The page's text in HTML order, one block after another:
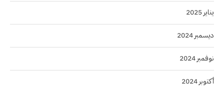
يناير 2025
ديسمبر 2024
نوفمبر 2024
أكتوبر 2024